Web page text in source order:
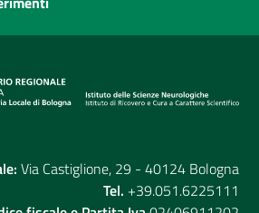
Via Castiglione, 29 - 40124 Bologna
Tel. +39.051.6225111